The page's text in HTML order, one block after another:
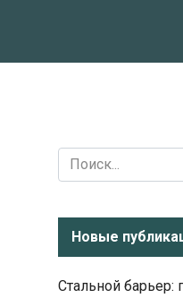
Search
for:
Новые
Стальной